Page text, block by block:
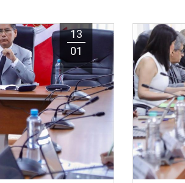
13
01